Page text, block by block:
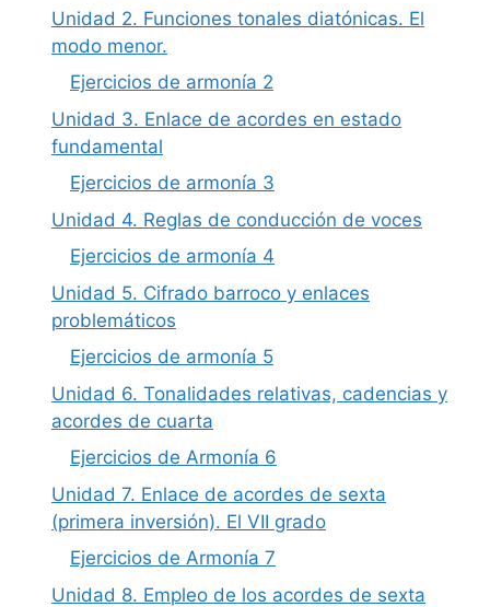
Unidad 2. Funciones tonales diatónicas. El
modo menor.
Ejercicios de armonía 2
Unidad 3. Enlace de acordes en estado
fundamental
Ejercicios de armonía 3
Unidad 4. Reglas de conducción de voces
Ejercicios de armonía 4
Unidad 5. Cifrado barroco y enlaces
problemáticos
Ejercicios de armonía 5
Unidad 6. Tonalidades relativas, cadencias y
acordes de cuarta
Ejercicios de Armonía 6
Unidad 7. Enlace de acordes de sexta
(primera inversión). El VII grado
Ejercicios de Armonía 7
Unidad 8. Empleo de los acordes de sexta